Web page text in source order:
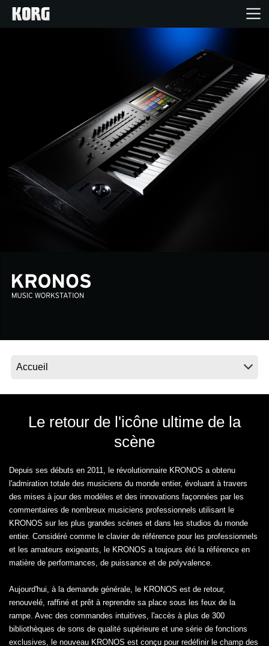
Evénements
Support
Où acheter ?
News
Lieu
A propos de Korg
Le retour de l'icône ultime de la
scène
Depuis ses débuts en 2011, le révolutionnaire KRONOS a obtenu
l'admiration totale des musiciens du monde entier, évoluant à travers
des mises à jour des modèles et des innovations façonnées par les
commentaires de nombreux musiciens professionnels utilisant le
KRONOS sur les plus grandes scènes et dans les studios du monde
entier. Considéré comme le clavier de référence pour les professionnels
et les amateurs exigeants, le KRONOS a toujours été la référence en
matière de performances, de puissance et de polyvalence.
Aujourd'hui, à la demande générale, le KRONOS est de retour,
renouvelé, raffiné et prêt à reprendre sa place sous les feux de la
rampe. Avec des commandes intuitives, l'accès à plus de 300
bibliothèques de sons de qualité supérieure et une série de fonctions
exclusives, le nouveau KRONOS est conçu pour redéfinir le champ des